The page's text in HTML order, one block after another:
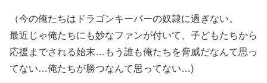
（今の俺たちはドラゴンキーパーの奴隷に過ぎない。
最近じゃ俺たちにも妙なファンが付いて、子どもたちから
応援までされる始末…もう誰も俺たちを脅威だなんて思っ
てない…俺たちが勝つなんて思ってない…)